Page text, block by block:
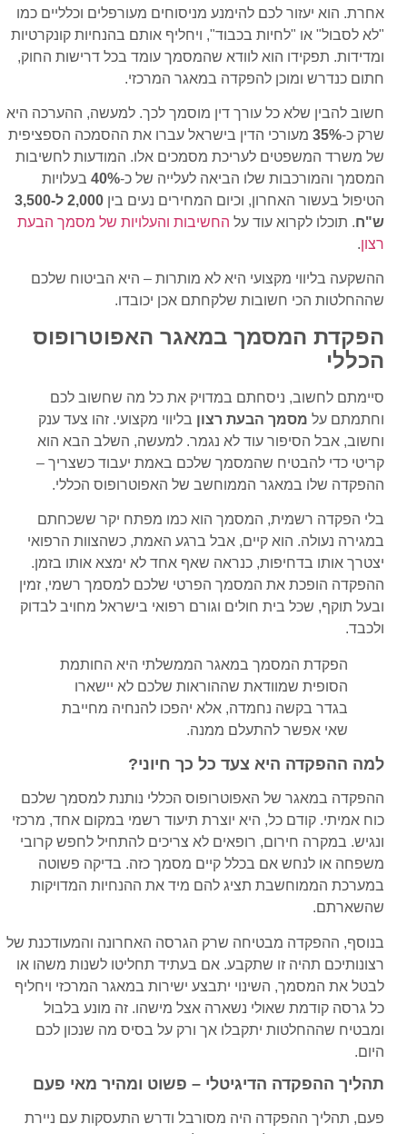
אחרת. הוא יעזור לכם להימנע מניסוחים מעורפלים וכלליים כמו
"לא לסבול" או "לחיות בכבוד", ויחליף אותם בהנחיות קונקרטיות
ומדידות. תפקידו הוא לוודא שהמסמך עומד בכל דרישות החוק,
חתום כנדרש ומוכן להפקדה במאגר המרכזי.
חשוב להבין שלא כל עורך דין מוסמך לכך. למעשה, ההערכה היא
שרק כ-35% מעורכי הדין בישראל עברו את ההסמכה הספציפית
של משרד המשפטים לעריכת מסמכים אלו. המודעות לחשיבות
המסמך והמורכבות שלו הביאה לעלייה של כ-40% בעלויות
הטיפול בעשור האחרון, וכיום המחירים נעים בין
2,000 ל-3,500
ש"ח. תוכלו לקרוא עוד על החשיבות והעלויות של מסמך הבעת
רצון.
ההשקעה בליווי מקצועי היא לא מותרות – היא הביטוח שלכם
שההחלטות הכי חשובות שלקחתם אכן יכובדו.
הפקדת המסמך במאגר האפוטרופוס
הכללי
סיימתם לחשוב, ניסחתם במדויק את כל מה שחשוב לכם
וחתמתם על מסמך הבעת רצון בליווי מקצועי. זהו צעד ענק
וחשוב, אבל הסיפור עוד לא נגמר. למעשה, השלב הבא הוא
קריטי כדי להבטיח שהמסמך שלכם באמת יעבוד כשצריך –
ההפקדה שלו במאגר הממוחשב של האפוטרופוס הכללי.
בלי הפקדה רשמית, המסמך הוא כמו מפתח יקר ששכחתם
במגירה נעולה. הוא קיים, אבל ברגע האמת, כשהצוות הרפואי
יצטרך אותו בדחיפות, כנראה שאף אחד לא ימצא אותו בזמן.
ההפקדה הופכת את המסמך הפרטי שלכם למסמך רשמי, זמין
ובעל תוקף, שכל בית חולים וגורם רפואי בישראל מחויב לבדוק
ולכבד.
הפקדת המסמך במאגר הממשלתי היא החותמת
הסופית שמוודאת שההוראות שלכם לא יישארו
בגדר בקשה נחמדה, אלא יהפכו להנחיה מחייבת
שאי אפשר להתעלם ממנה.
למה ההפקדה היא צעד כל כך חיוני?
ההפקדה במאגר של האפוטרופוס הכללי נותנת למסמך שלכם
כוח אמיתי. קודם כל, היא יוצרת תיעוד רשמי במקום אחד, מרכזי
ונגיש. במקרה חירום, רופאים לא צריכים להתחיל לחפש קרובי
משפחה או לנחש אם בכלל קיים מסמך כזה. בדיקה פשוטה
במערכת הממוחשבת תציג להם מיד את ההנחיות המדויקות
שהשארתם.
בנוסף, ההפקדה מבטיחה שרק הגרסה האחרונה והמעודכנת של
רצונותיכם תהיה זו שתקבע. אם בעתיד תחליטו לשנות משהו או
לבטל את המסמך, השינוי יתבצע ישירות במאגר המרכזי ויחליף
כל גרסה קודמת שאולי נשארה אצל מישהו. זה מונע בלבול
ומבטיח שההחלטות יתקבלו אך ורק על בסיס מה שנכון לכם
היום.
תהליך ההפקדה הדיגיטלי – פשוט ומהיר מאי פעם
פעם, תהליך ההפקדה היה מסורבל ודרש התעסקות עם ניירת